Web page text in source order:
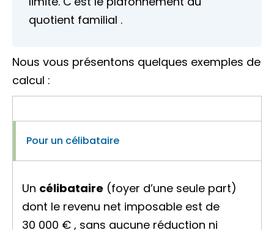
quotient familial .
Nous vous présentons quelques exemples de
calcul :
Pour un célibataire
Un célibataire (foyer d’une seule part)
dont le revenu net imposable est de
30 000 € , sans aucune réduction ni